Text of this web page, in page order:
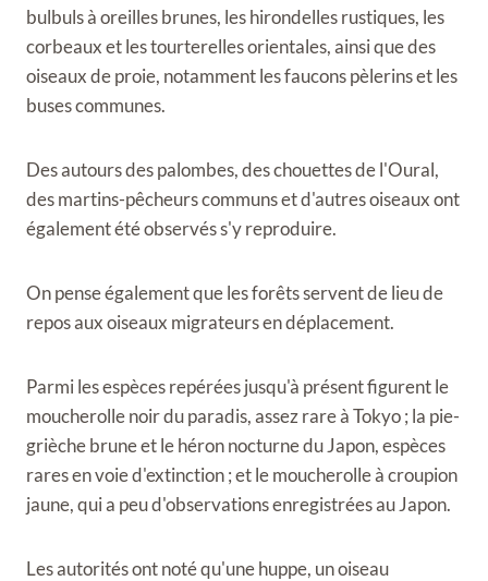
bulbuls à oreilles brunes, les hirondelles rustiques, les
corbeaux et les tourterelles orientales, ainsi que des
oiseaux de proie, notamment les faucons pèlerins et les
buses communes.
Des autours des palombes, des chouettes de l'Oural,
des martins-pêcheurs communs et d'autres oiseaux ont
également été observés s'y reproduire.
On pense également que les forêts servent de lieu de
repos aux oiseaux migrateurs en déplacement.
Parmi les espèces repérées jusqu'à présent figurent le
moucherolle noir du paradis, assez rare à Tokyo ; la pie-
grièche brune et le héron nocturne du Japon, espèces
rares en voie d'extinction ; et le moucherolle à croupion
jaune, qui a peu d'observations enregistrées au Japon.
Les autorités ont noté qu'une huppe, un oiseau